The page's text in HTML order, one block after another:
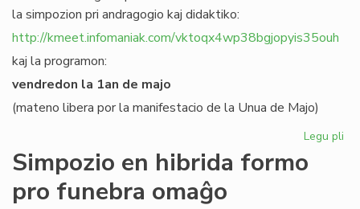
la simpozion pri andragogio kaj didaktiko:
http://kmeet.infomaniak.com/vktoqx4wp38bgjopyis35ouh
kaj la programon:
vendredon la 1an de majo
(mateno libera por la manifestacio de la Unua de Majo)
Legu pli
Simpozio en hibrida formo
pro funebra omaĝo